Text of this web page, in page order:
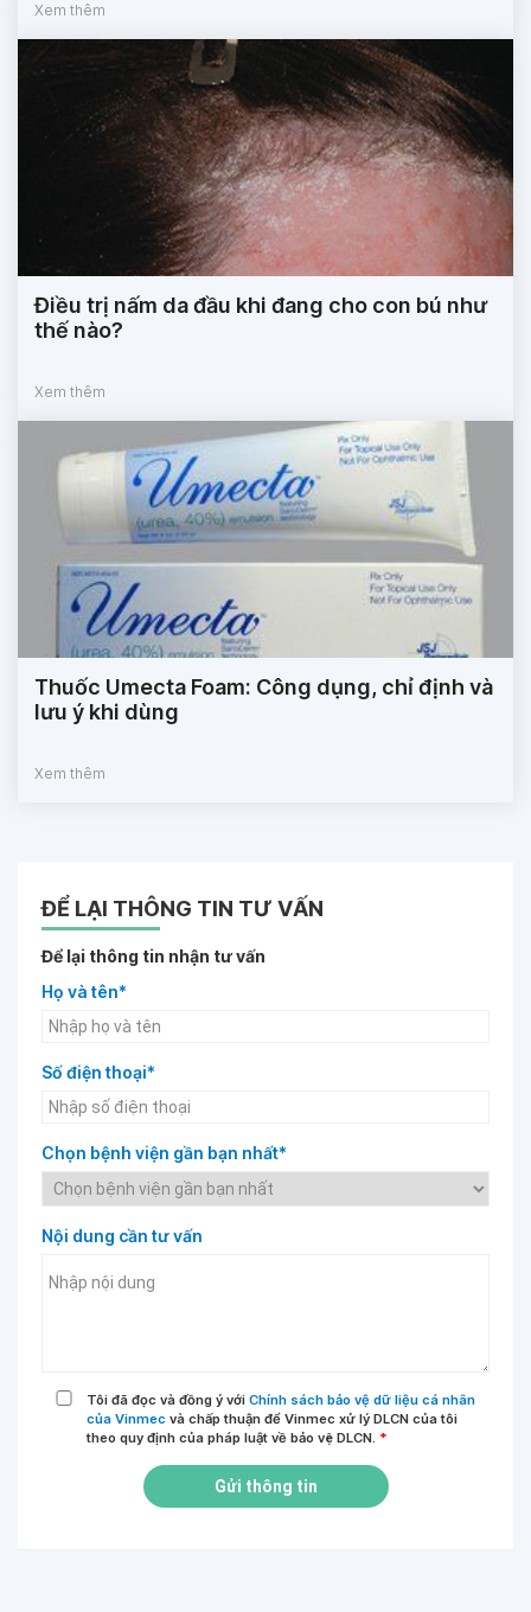
Xem thêm
Điều trị nấm da đầu khi đang cho con bú như
thế nào?
Xem thêm
Thuốc Umecta Foam: Công dụng, chỉ định và
lưu ý khi dùng
Xem thêm
ĐỂ LẠI THÔNG TIN TƯ VẤN
Để lại thông tin nhận tư vấn
Họ và tên*
Số điện thoại*
Chọn bệnh viện gần bạn nhất*
Nội dung cần tư vấn
Tôi đã đọc và đồng ý với Chính sách bảo vệ dữ liệu cá nhân
của Vinmec và chấp thuận để Vinmec xử lý DLCN của tôi
theo quy định của pháp luật về bảo vệ DLCN. *
Gửi thông tin